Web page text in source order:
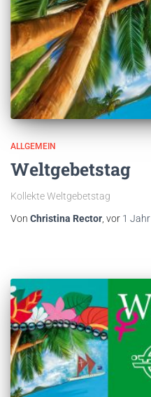
ALLGEMEIN
Weltgebetstag
Kollekte Weltgebetstag
Von Christina Rector, vor 1 Jahr